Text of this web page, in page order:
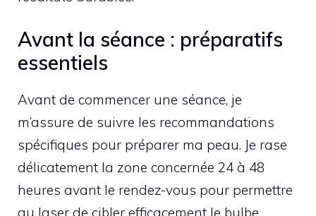
Avant la séance : préparatifs
essentiels
Avant de commencer une séance, je
m’assure de suivre les recommandations
spécifiques pour préparer ma peau. Je rase
délicatement la zone concernée 24 à 48
heures avant le rendez-vous pour permettre